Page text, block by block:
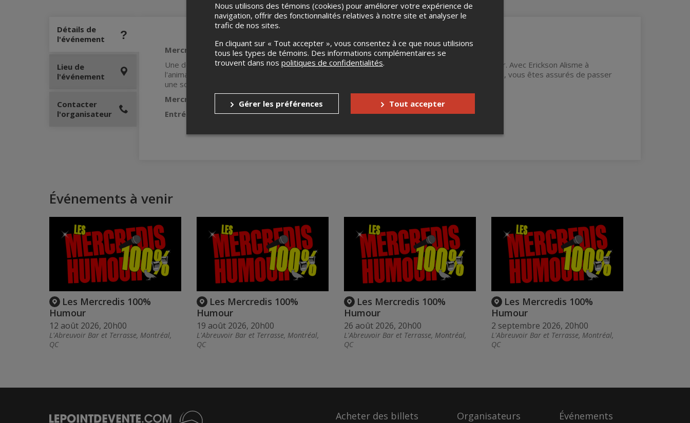
Détails de
l'événement
Mercredis 100% humour
Une des soirées d'humour les plus connues à Montréal, dans le mythique sous-sol de l'Abreuvoir. Avec Erickson Alisme à
l'animation, DJJM à l'ambiance musicale et une brochette d'humoristes surprises chaque semaine, vous êtes assurés de passer
une soirée inoubliable.
Mercredis à 20h, les portes ouvrent à 19h.
Entrée : 12$
(10$ pour les étudiants sur place uniquement)
Lieu de
l'événement
Contacter
l'organisateur
Événements à venir
Les Mercredis 100%
Humour
12 août 2026, 20h00
L'Abreuvoir Bar et Terrasse, Montréal,
QC
Les Mercredis 100%
Humour
19 août 2026, 20h00
L'Abreuvoir Bar et Terrasse, Montréal,
QC
Les Mercredis 100%
Humour
26 août 2026, 20h00
L'Abreuvoir Bar et Terrasse, Montréal,
QC
Les Mercredis 100%
Humour
2 septembre 2026, 20h00
L'Abreuvoir Bar et Terrasse, Montréal,
QC
Acheter des billets Organisateurs Événements
Nous utilisons des témoins (cookies) pour améliorer votre expérience de
navigation, offrir des fonctionnalités relatives à notre site et analyser le
trafic de nos sites.
En cliquant sur « Tout accepter », vous consentez à ce que nous utilisions
tous les types de témoins. Des informations complémentaires se
trouvent dans nos politiques de confidentialités.
Gérer les préférences Tout accepter